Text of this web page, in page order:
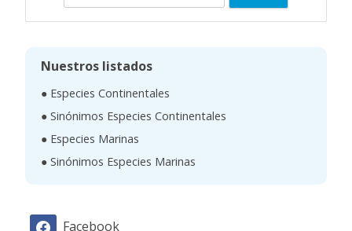
Nuestros listados
● Especies Continentales
● Sinónimos Especies Continentales
● Especies Marinas
● Sinónimos Especies Marinas
Facebook